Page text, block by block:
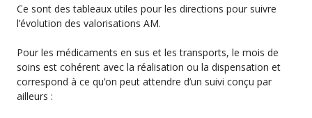
Ce sont des tableaux utiles pour les directions pour suivre
l’évolution des valorisations AM.
Pour les médicaments en sus et les transports, le mois de
soins est cohérent avec la réalisation ou la dispensation et
correspond à ce qu’on peut attendre d’un suivi conçu par
ailleurs :